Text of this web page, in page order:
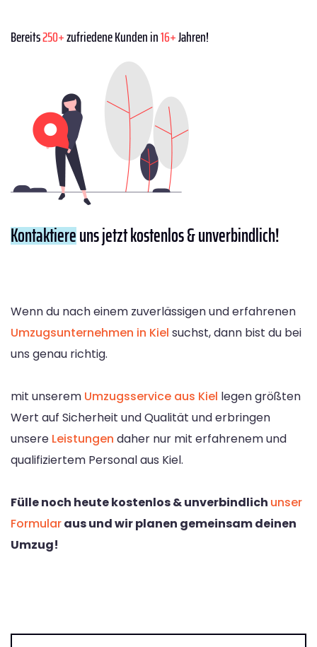
Bereits250+zufriedene Kunden in16+Jahren!
Kontaktiereuns jetzt kostenlos & unverbindlich!
Wenn du nach einem zuverlässigen und erfahrenen
Umzugsunternehmen in Kiel suchst, dann bist du bei
uns genau richtig.
mit unserem Umzugsservice aus Kiel legen größten
Wert auf Sicherheit und Qualität und erbringen
unsere Leistungen daher nur mit erfahrenem und
qualifiziertem Personal aus Kiel.
Fülle noch heute kostenlos & unverbindlich unser
Formularaus und wir planen gemeinsam deinen
Umzug!